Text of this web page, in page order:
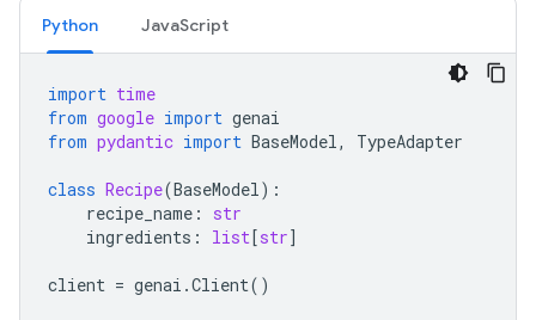
Python JavaScript
import time
from google import genai
from pydantic import BaseModel, TypeAdapter
class Recipe(BaseModel):
recipe_name :
str
ingredients : list[str]
client = genai .Client()